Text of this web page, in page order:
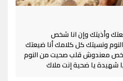
وأذيتك وإن انا شخص
ونسيتك كل كلامك أنا ضيعتك
معندوش قلب صحيت من النوم
شهيدة يا ضحية إنت ملاك